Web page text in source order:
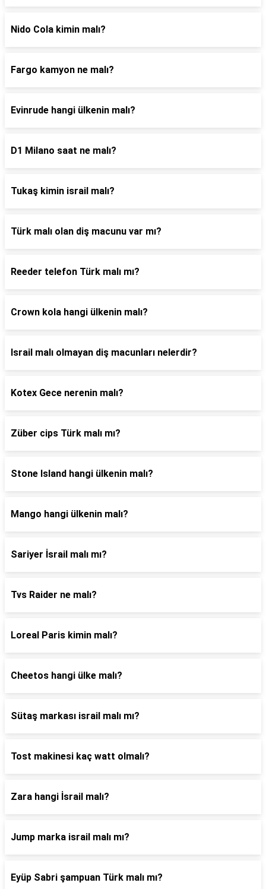
Nido Cola kimin malı?
Fargo kamyon ne malı?
Evinrude hangi ülkenin malı?
D1 Milano saat ne malı?
Tukaş kimin israil malı?
Türk malı olan diş macunu var mı?
Reeder telefon Türk malı mı?
Crown kola hangi ülkenin malı?
Israil malı olmayan diş macunları nelerdir?
Kotex Gece nerenin malı?
Züber cips Türk malı mı?
Stone Island hangi ülkenin malı?
Mango hangi ülkenin malı?
Sariyer İsrail malı mı?
Tvs Raider ne malı?
Loreal Paris kimin malı?
Cheetos hangi ülke malı?
Sütaş markası israil malı mı?
Tost makinesi kaç watt olmalı?
Zara hangi İsrail malı?
Jump marka israil malı mı?
Eyüp Sabri şampuan Türk malı mı?